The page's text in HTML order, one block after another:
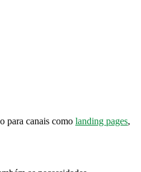
para canais como landing pages,